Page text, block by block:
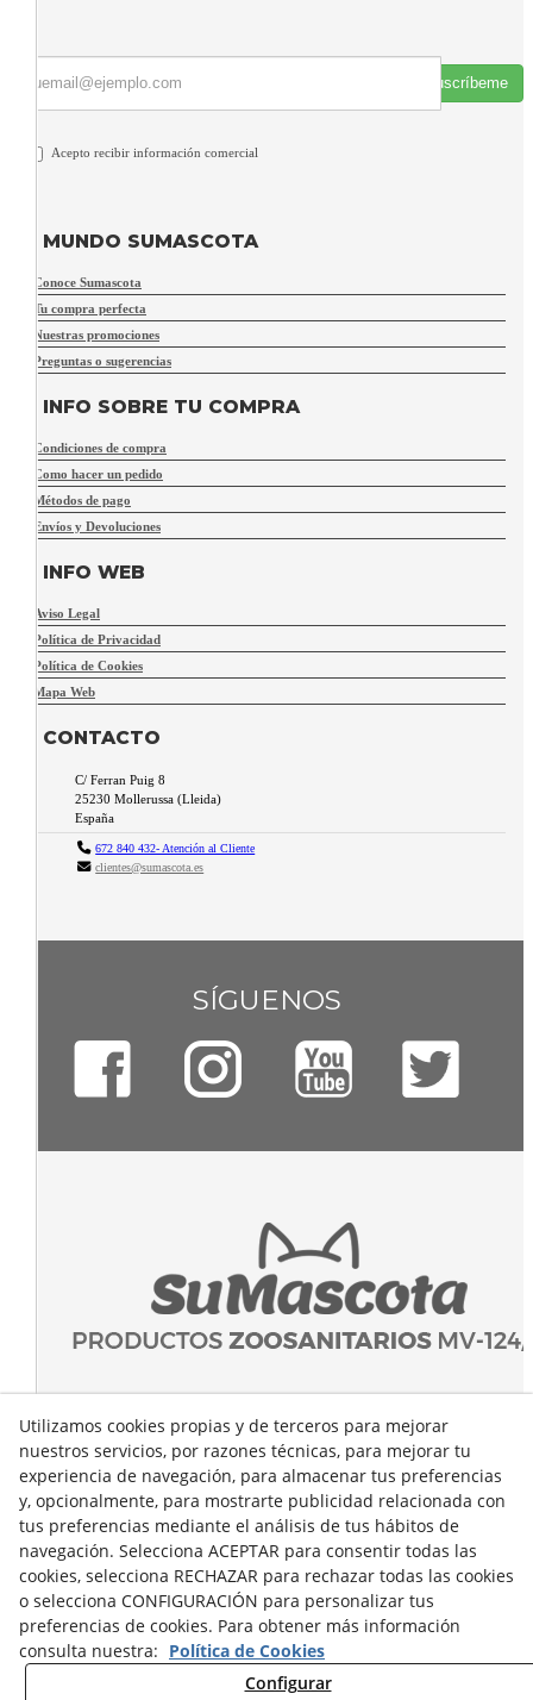
Suscríbeme
Acepto recibir información comercial
MUNDO SUMASCOTA
Conoce Sumascota
Tu compra perfecta
Nuestras promociones
Preguntas o sugerencias
INFO SOBRE TU COMPRA
Condiciones de compra
Como hacer un pedido
Métodos de pago
Envíos y Devoluciones
INFO WEB
Aviso Legal
Política de Privacidad
Política de Cookies
Mapa Web
CONTACTO
C/ Ferran Puig 8
25230 Mollerussa (Lleida)
España
672 840 432- Atención al Cliente
clientes@sumascota.es
SÍGUENOS
Utilizamos cookies propias y de terceros para mejorar
nuestros servicios, por razones técnicas, para mejorar tu
experiencia de navegación, para almacenar tus preferencias
y, opcionalmente, para mostrarte publicidad relacionada con
tus preferencias mediante el análisis de tus hábitos de
navegación. Selecciona ACEPTAR para consentir todas las
cookies, selecciona RECHAZAR para rechazar todas las cookies
o selecciona CONFIGURACIÓN para personalizar tus
preferencias de cookies. Para obtener más información
consulta nuestra: Política de Cookies
Configurar